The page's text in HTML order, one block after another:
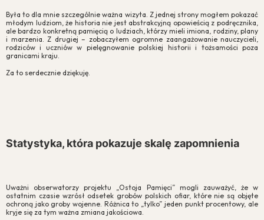
Była to dla mnie szczególnie ważna wizyta. Z jednej strony mogłem pokazać
młodym ludziom, że historia nie jest abstrakcyjną opowieścią z podręcznika,
ale bardzo konkretną pamięcią o ludziach, którzy mieli imiona, rodziny, plany
i marzenia. Z drugiej – zobaczyłem ogromne zaangażowanie nauczycieli,
rodziców i uczniów w pielęgnowanie polskiej historii i tożsamości poza
granicami kraju.
Za to serdecznie dziękuję.
Statystyka, która pokazuje skalę zapomnienia
Uważni obserwatorzy projektu „Ostoja Pamięci” mogli zauważyć, że w
ostatnim czasie wzrósł odsetek grobów polskich ofiar, które nie są objęte
ochroną jako groby wojenne. Różnica to „tylko” jeden punkt procentowy, ale
kryje się za tym ważna zmiana jakościowa.